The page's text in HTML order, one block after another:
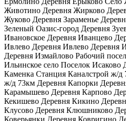
Животино Деревня Жирково
Жуково Деревня Зараменье
Зеленый Оазис-город Деревня
Ивановское Деревня Иванцево
Ивлево Деревня Ивлево Деревня
Деревня Измайлово Рабочий
Ильинское село Поселок Исаково
Каменка Станция Каналстрой ж/д
ж/д 73км Деревня Капорки
Карамышево Деревня Карпово
Кекишево Деревня Кикино
Клусово Деревня Клюшниково